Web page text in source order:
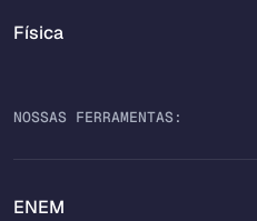
Física
NOSSAS FERRAMENTAS:
ENEM